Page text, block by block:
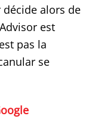
alors de
est
pas la
se